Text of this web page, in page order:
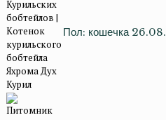
Пол: кошечка